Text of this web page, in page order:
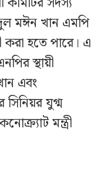
মঈন খান এমপি
করা হতে পারে। এ
স্থায়ী
এবং
সিনিয়র যুগ্ম
মন্ত্রী